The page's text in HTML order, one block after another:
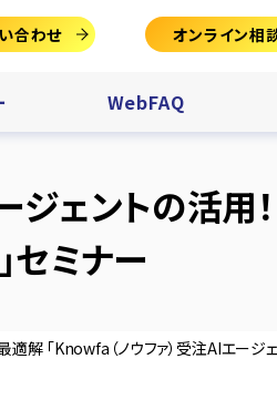
WebFAQ
合わせ オンライン相
ジェントの活
セミナー
解 「Knowfa（ノウファ）受注AIエージ